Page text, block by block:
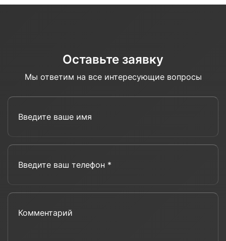
Оставьте заявку
Мы ответим на все интересующие вопросы